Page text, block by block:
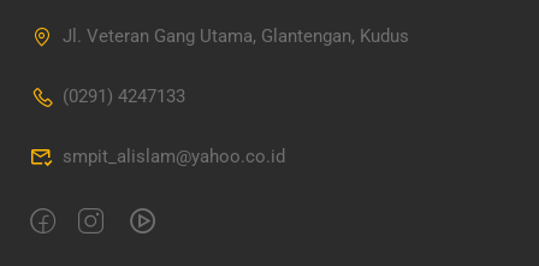
Jl. Veteran Gang Utama, Glantengan, Kudus
(0291) 4247133
smpit_alislam@yahoo.co.id